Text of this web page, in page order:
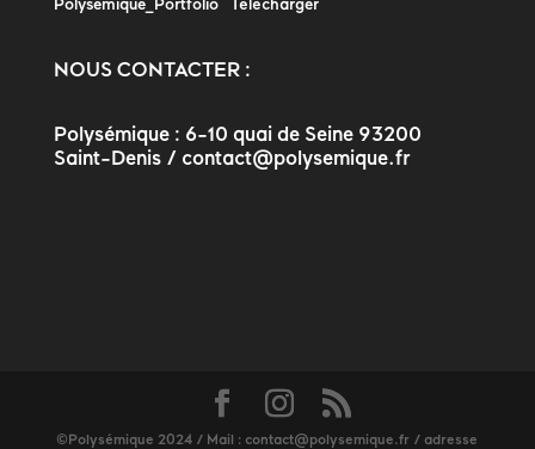
Polysemique_Portfolio Télécharger
NOUS CONTACTER :
Polysémique : 6-10 quai de Seine 93200
Saint-Denis / contact@polysemique.fr
©Polysémique 2024 / Mail : contact@polysemique.fr / adresse